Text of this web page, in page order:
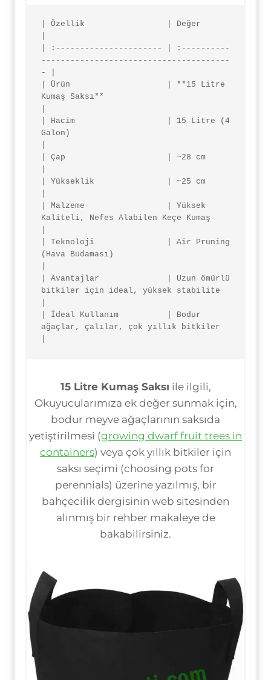
| Özellik                 | Değer
| :---------------------- | :----------
---------------------------------------
- |
| Ürün                    | **15 Litre
Kumaş Saksı**
| Hacim                   | 15 Litre (4
Galon)
| Çap                     | ~28 cm
| Yükseklik               | ~25 cm
| Malzeme                 | Yüksek
Kaliteli, Nefes Alabilen Keçe Kumaş
| Teknoloji               | Air Pruning
(Hava Budaması)
| Avantajlar              | Uzun ömürlü
bitkiler için ideal, yüksek stabilite
| İdeal Kullanım          | Bodur
ağaçlar, çalılar, çok yıllık bitkiler
15 Litre Kumaş Saksı ile ilgili,
Okuyucularımıza ek değer sunmak için,
bodur meyve ağaçlarının saksıda
yetiştirilmesi (growing dwarf fruit trees in
containers) veya çok yıllık bitkiler için
saksı seçimi (choosing pots for
perennials) üzerine yazılmış, bir
bahçecilik dergisinin web sitesinden
alınmış bir rehber makaleye de
bakabilirsiniz.